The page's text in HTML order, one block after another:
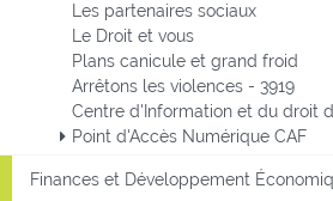
Les partenaires sociaux
Le Droit et vous
Plans canicule et grand froid
Arrêtons les violences - 3919
Centre d'Information et du droit
Point d'Accès Numérique CAF
Finances et Développement